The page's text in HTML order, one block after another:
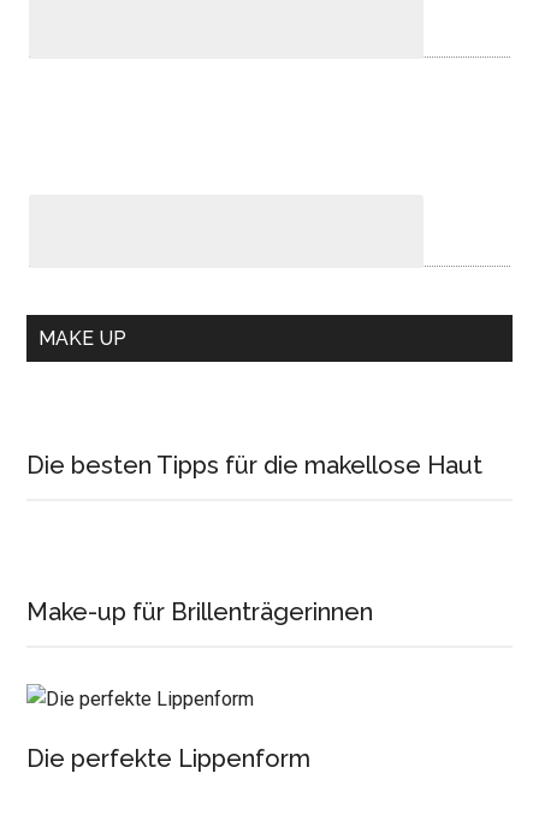
MAKE UP
Die besten Tipps für die makellose Haut
Make-up für Brillenträgerinnen
Die perfekte Lippenform